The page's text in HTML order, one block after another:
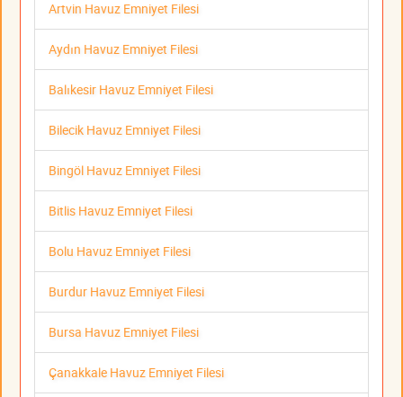
Artvin Havuz Emniyet Filesi
Aydın Havuz Emniyet Filesi
Balıkesir Havuz Emniyet Filesi
Bilecik Havuz Emniyet Filesi
Bingöl Havuz Emniyet Filesi
Bitlis Havuz Emniyet Filesi
Bolu Havuz Emniyet Filesi
Burdur Havuz Emniyet Filesi
Bursa Havuz Emniyet Filesi
Çanakkale Havuz Emniyet Filesi